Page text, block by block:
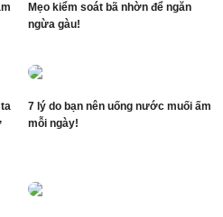
Mẹo kiểm soát bã nhờn để ngăn
ngừa gàu!
7 lý do bạn nên uống nước muối ấm
mỗi ngày!